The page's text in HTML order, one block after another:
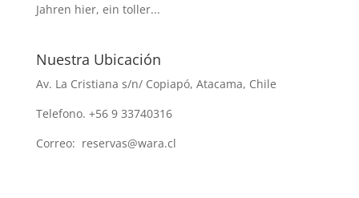
Jahren hier, ein toller...
Nuestra Ubicación
Av. La Cristiana s/n/ Copiapó, Atacama, Chile
Telefono. +56 9 33740316
Correo: reservas@wara.cl